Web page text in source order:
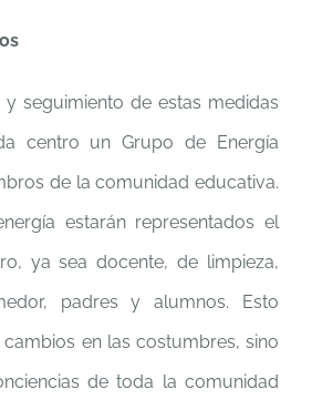
seguimiento de estas medidas
centro un Grupo de Energía
de la comunidad educativa.
estarán representados el
ya sea docente, de limpieza,
padres y alumnos. Esto
en las costumbres, sino
de toda la comunidad